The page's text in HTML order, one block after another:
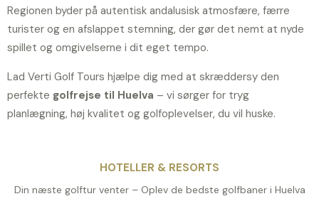
Regionen byder på autentisk andalusisk atmosfære, færre
turister og en afslappet stemning, der gør det nemt at nyde
spillet og omgivelserne i dit eget tempo.
Lad Verti Golf Tours hjælpe dig med at skræddersy den
perfekte golfrejse til Huelva – vi sørger for tryg
planlægning, høj kvalitet og golfoplevelser, du vil huske.
HOTELLER & RESORTS
Din næste golftur venter – Oplev de bedste golfbaner i Huelva